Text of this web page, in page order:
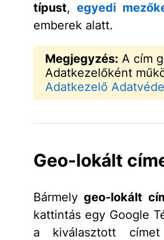
típust, egyedi
emberek alatt.
Megjegyzés: A cím
Adatkezelőként
Adatkezelő
Geo-lokált
Bármelygeo-lokált
kattintás egy Google
a kiválasztott